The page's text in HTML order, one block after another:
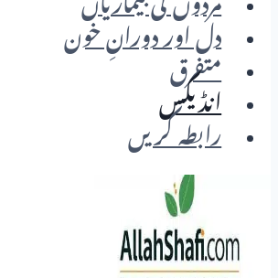
مردوں کی بیماریاں
دل اور دورانِ خون
متفرق
انڈیکس
رابطہ کریں